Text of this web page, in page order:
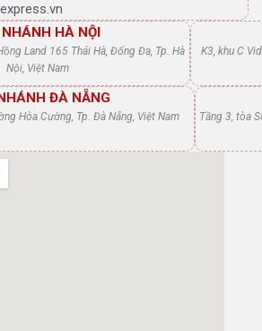
HÀ NỘI
Land 165 Thái Hà, Đống Đa, Tp. Hà
Nội, Việt Nam
K3, khu C
ĐÀ NẴNG
Hòa Cường, Tp. Đà Nẵng, Việt Nam Tầng 3, tòa